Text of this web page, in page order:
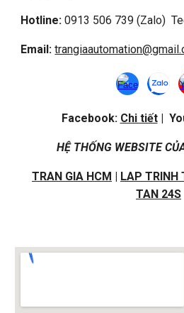
Hotline: 0913 506 739 (Zalo)
Email:
Facebook: Chi tiết|
HỆ THỐNG WEBSITE
TRAN GIA HCM | LAP TRINH
TAN 24S